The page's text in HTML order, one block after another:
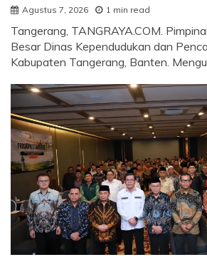
Agustus 7, 2026 1 min read
Tangerang, TANGRAYA.COM.
Besar Dinas Kependudukan dan
Kabupaten Tangerang, Banten.